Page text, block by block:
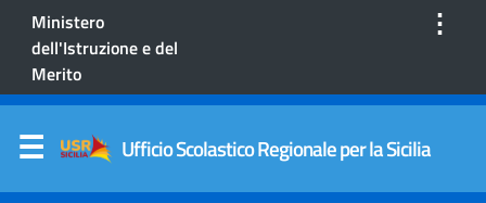
Ministero
dell'Istruzione e del
Merito
⋮
Ufficio Scolastico Regionale per la Sicilia